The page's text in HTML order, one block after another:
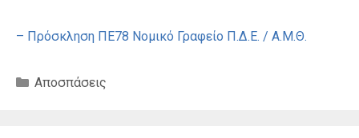
– Πρόσκληση ΠΕ78 Νομικό Γραφείο Π.Δ.Ε. / Α.Μ.Θ.
Κατηγορίες
Αποσπάσεις